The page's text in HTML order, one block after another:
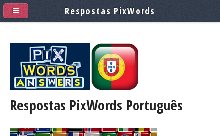
Respostas PixWords Português
Respostas PixWords